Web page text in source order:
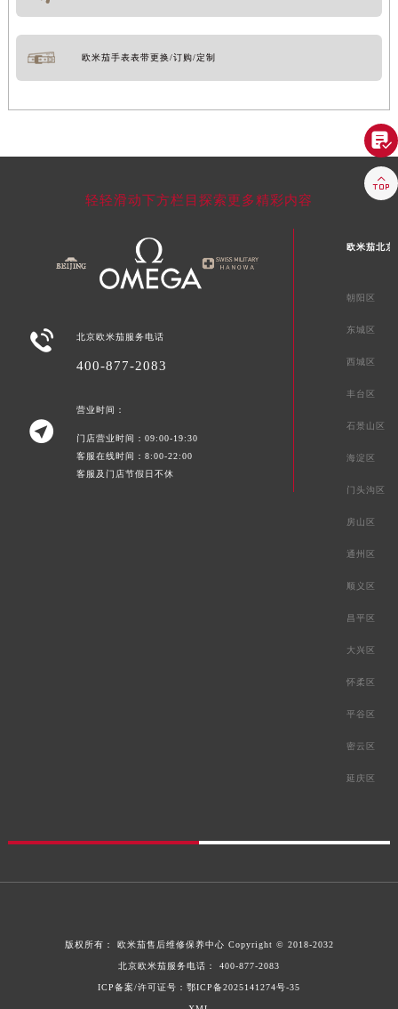
欧米茄手表表带更换/订购/定制
轻轻滑动下方栏目探索更多精彩内容
 北京欧米茄服务电话
400-877-2083

营业时间：
门店营业时间：09:00-19:30
客服在线时间：8:00-22:00
客服及门店节假日不休
欧米茄北京
朝阳区
东城区
西城区
丰台区
石景山区
海淀区
门头沟区
房山区
通州区
顺义区
昌平区
大兴区
怀柔区
平谷区
密云区
延庆区
版权所有： 欧米茄售后维修保养中心 Copyright © 2018-2032
北京欧米茄服务电话： 400-877-2083
ICP备案/许可证号：鄂ICP备2025141274号-35

